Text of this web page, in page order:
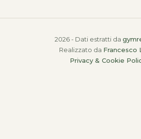
2026 - Dati estratti da
Realizzato da Francesco
Privacy & Cookie